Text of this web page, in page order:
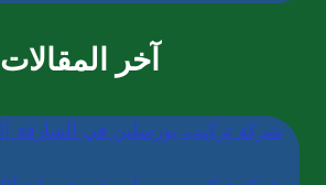
آخر المقالات
شركة تركيب بورسلين في الشارقة |0565405680